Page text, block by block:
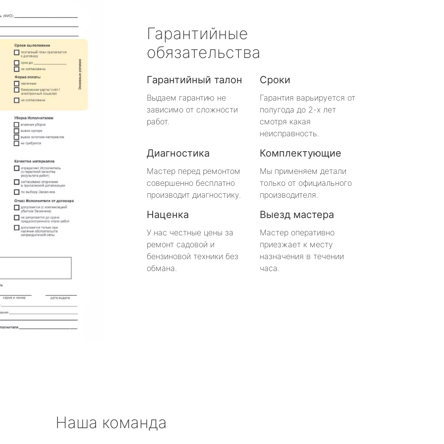
Гарантийные
обязательства
Гарантийный талон
Выдаем гарантию не
зависимо от сложности
работ.
Сроки
Гарантия варьируется от
полугода до 2-х лет
смотря какая
неисправность.
Диагностика
Мастер перед ремонтом
совершенно бесплатно
производит диагностику.
Комплектующие
Мы применяем детали
только от официального
производителя.
Наценка
У нас честные цены за
ремонт садовой и
бензиновой техники без
обмана.
Выезд мастера
Мастер оперативно
приезжает к месту
назначения в течении
часа.
Наша команда